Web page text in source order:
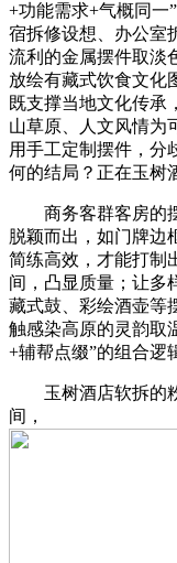
+功能需求+气概同一
宿拆修设想、办公室
流利的金属摆件取淡
放绘有藏式饮食文化
既支撑当地文化传承
山草原、人文风情为
用手工定制摆件，分
何的结局？正在玉树
商务客群客房的摆
脱颖而出，如门牌边
简练高效，才能打制
间，凸显质量；让多
藏式鼓、彩绘酒壶等
触感染高原的灵韵取
+辅帮点缀”的组合逻
玉树酒店软拆的粉
间，